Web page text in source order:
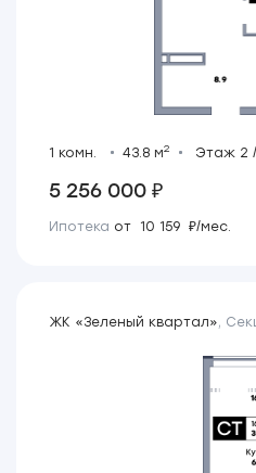
1 комн. 43.8 м2 Этаж 2
5 256 000 ₽
Ипотека от 10 159 ₽/мес.
ЖК «Зеленый квартал»,